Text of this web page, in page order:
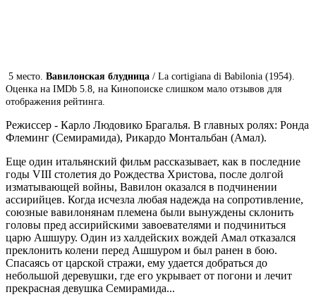
5 место. Вавилонская блудница / La cortigiana di Babilonia (1954).
Оценка на IMDb 5.8, на Кинопоиске слишком мало отзывов для
отображения рейтинга.
Режиссер - Карло Людовико Брагалья. В главных ролях: Ронда
Флеминг (Семирамида), Рикардо Монтальбан (Амал).
Еще один итальянский фильм рассказывает, как в последние
годы VIII столетия до Рождества Христова, после долгой
изматывающей войны, Вавилон оказался в подчинении
ассирийцев. Когда исчезла любая надежда на сопротивление,
союзные вавилонянам племена были вынуждены склонить
головы пред ассирийскими завоевателями и подчиниться
царю Ашшуру. Один из халдейских вождей Амал отказался
преклонить колени перед Ашшуром и был ранен в бою.
Спасаясь от царской стражи, ему удается добраться до
небольшой деревушки, где его укрывает от погони и лечит
прекрасная девушка Семирамида...